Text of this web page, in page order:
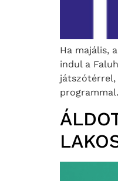
Ha majális,
indul a
játszótérrel,